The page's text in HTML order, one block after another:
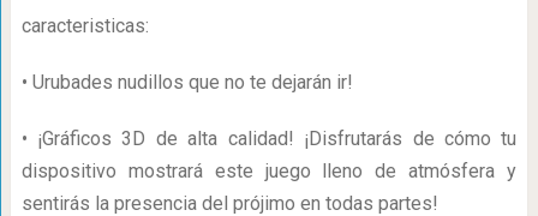
caracteristicas:
• Urubades nudillos que no te dejarán ir!
• ¡Gráficos 3D de alta calidad! ¡Disfrutarás de cómo tu
dispositivo mostrará este juego lleno de atmósfera y
sentirás la presencia del prójimo en todas partes!